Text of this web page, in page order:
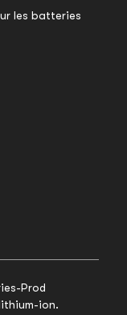
les batteries
Prod
ion.